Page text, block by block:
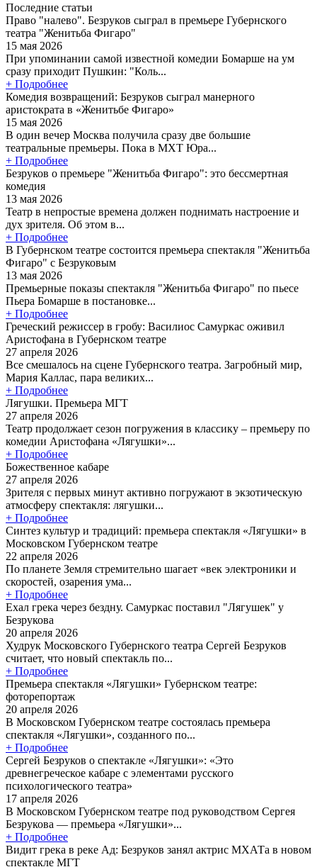
Последние статьи
Право "налево". Безруков сыграл в премьере Губернского
театра "Женитьба Фигаро"
15 мая 2026
При упоминании самой известной комедии Бомарше на ум
сразу приходит Пушкин: "Коль...
+ Подробнее
Комедия возвращений: Безруков сыграл манерного
аристократа в «Женитьбе Фигаро»
15 мая 2026
В один вечер Москва получила сразу две большие
театральные премьеры. Пока в МХТ Юра...
+ Подробнее
Безруков о премьере "Женитьба Фигаро": это бессмертная
комедия
13 мая 2026
Театр в непростые времена должен поднимать настроение и
дух зрителя. Об этом в...
+ Подробнее
В Губернском театре состоится премьера спектакля "Женитьба
Фигаро" с Безруковым
13 мая 2026
Премьерные показы спектакля "Женитьба Фигаро" по пьесе
Пьера Бомарше в постановке...
+ Подробнее
Греческий режиссер в гробу: Василиос Самуркас оживил
Аристофана в Губернском театре
27 апреля 2026
Все смешалось на сцене Губернского театра. Загробный мир,
Мария Каллас, пара великих...
+ Подробнее
Лягушки. Премьера МГТ
27 апреля 2026
Театр продолжает сезон погружения в классику – премьеру по
комедии Аристофана «Лягушки»...
+ Подробнее
Божественное кабаре
27 апреля 2026
Зрителя с первых минут активно погружают в экзотическую
атмосферу спектакля: лягушки...
+ Подробнее
Синтез культур и традиций: премьера спектакля «Лягушки» в
Московском Губернском театре
22 апреля 2026
По планете Земля стремительно шагает «век электроники и
скоростей, озарения ума...
+ Подробнее
Ехал грека через бездну. Самуркас поставил "Лягушек" у
Безрукова
20 апреля 2026
Худрук Московского Губернского театра Сергей Безруков
считает, что новый спектакль по...
+ Подробнее
Премьера спектакля «Лягушки» Губернском театре:
фоторепортаж
20 апреля 2026
В Московском Губернском театре состоялась премьера
спектакля «Лягушки», созданного по...
+ Подробнее
Сергей Безруков о спектакле «Лягушки»: «Это
древнегреческое кабаре с элементами русского
психологического театра»
17 апреля 2026
В Московском Губернском театре под руководством Сергея
Безрукова — премьера «Лягушки»...
+ Подробнее
Видит грека в реке Ад: Безруков занял актрис МХАТа в новом
спектакле МГТ